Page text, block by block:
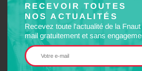
RECEVOIR TOUTES
NOS ACTUALITÉS
Recevez toute l'actualité de la
mail gratuitement et sans
interrégionale de cette ligne
fait du peu de TER
relations Intercités. Les villes
peu desservies et ont peu de
interrégionales.